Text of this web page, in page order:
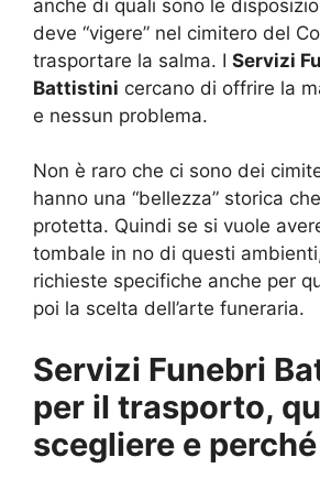
anche di quali sono le
deve “vigere” nel cimitero del
trasportare la salma. I Servizi
Battistini cercano di offrire la
e nessun problema.
Non è raro che ci sono dei
hanno una “bellezza” storica
protetta. Quindi se si vuole
tombale in no di questi
richieste specifiche anche per
poi la scelta dell’arte funeraria.
Servizi Funebri
per il trasporto,
scegliere e perché